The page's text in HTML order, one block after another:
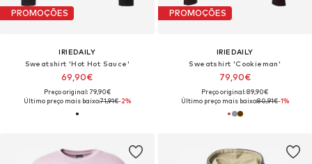
PROMOÇÕES
IRIEDAILY
Sweatshirt 'Hot Hot Sauce'
69,90€
Preço original: 79,90€
Último preço mais baixo:71,91€-2%
PROMOÇÕES
IRIEDAILY
Sweatshirt 'Cookieman'
79,90€
Preço original: 89,90€
Último preço mais baixo:80,91€-1%